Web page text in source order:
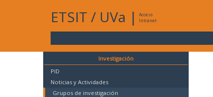
ETSIT / UVa |
Acceso
Intranet
Investigación
PID
Noticias y Actividades
Grupos de investigación